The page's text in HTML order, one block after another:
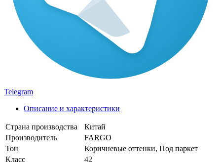
Telegram
Описание и характеристики
Страна производства
Китай
Производитель
FARGO
Тон
Коричневые оттенки, Под паркет
Класс
42